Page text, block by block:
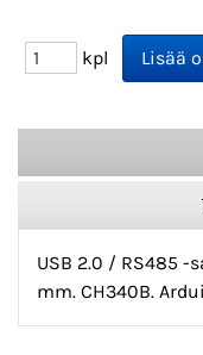
kpl
USB 2.0 / RS485
mm. CH340B.